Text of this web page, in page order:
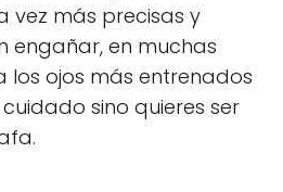
vez más precisas y
engañar, en muchas
los ojos más entrenados
sino quieres ser